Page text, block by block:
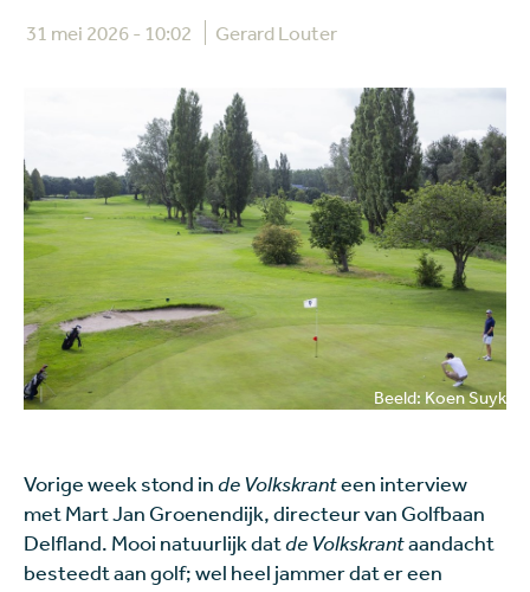
31 mei 2026 - 10:02 Gerard Louter
Beeld: Koen Suyk
Vorige week stond inde Volkskranteen interview
met Mart Jan Groenendijk, directeur van Golfbaan
Delfland. Mooi natuurlijk datde Volkskrantaandacht
besteedt aan golf; wel heel jammer dat er een